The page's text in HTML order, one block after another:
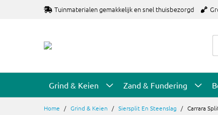
Tuinmaterialen gemakkelijk en snel thuisbezorgd
Grind & Keien Zand & Fundering
Home Grind & Keien Siersplit En Steenslag Carrara